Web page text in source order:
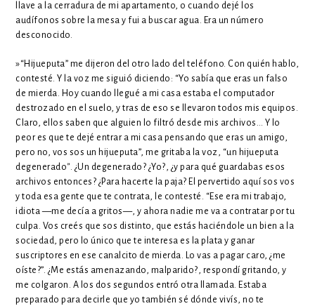
llave a la cerradura de mi apartamento, o cuando dejé los
audífonos sobre la mesa y fui a buscar agua. Era un número
desconocido.
»“Hijueputa” me dijeron del otro lado del teléfono. Con quién hablo,
contesté. Y la voz me siguió diciendo: “Yo sabía que eras un falso
de mierda. Hoy cuando llegué a mi casa estaba el computador
destrozado en el suelo, y tras de eso se llevaron todos mis equipos.
Claro, ellos saben que alguien lo filtró desde mis archivos… Y lo
peor es que te dejé entrar a mi casa pensando que eras un amigo,
pero no, vos sos un hijueputa”, me gritaba la voz, “un hijueputa
degenerado”. ¿Un degenerado? ¿Yo?, ¿y para qué guardabas esos
archivos entonces? ¿Para hacerte la paja? El pervertido aquí sos vos
y toda esa gente que te contrata, le contesté. “Ese era mi trabajo,
idiota —me decía a gritos—, y ahora nadie me va a contratar por tu
culpa. Vos creés que sos distinto, que estás haciéndole un bien a la
sociedad, pero lo único que te interesa es la plata y ganar
suscriptores en ese canalcito de mierda. Lo vas a pagar caro, ¿me
oíste?”. ¿Me estás amenazando, malparido?, respondí gritando, y
me colgaron. A los dos segundos entró otra llamada. Estaba
preparado para decirle que yo también sé dónde vivís, no te